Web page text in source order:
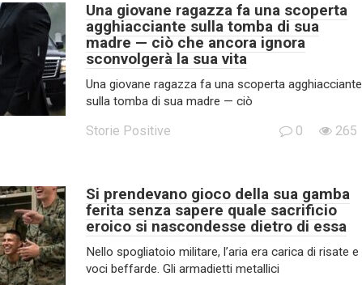
Una giovane ragazza fa una scoperta
agghiacciante sulla tomba di sua
madre — ciò che ancora ignora
sconvolgerà la sua vita
Una giovane ragazza fa una scoperta agghiacciante
sulla tomba di sua madre — ciò
Storie Positive 0 265
Si prendevano gioco della sua gamba
ferita senza sapere quale sacrificio
eroico si nascondesse dietro di essa
Nello spogliatoio militare, l’aria era carica di risate e
voci beffarde. Gli armadietti metallici